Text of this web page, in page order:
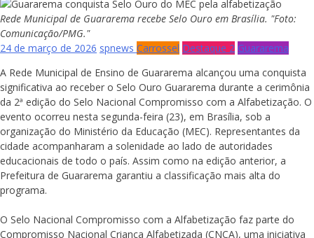
Rede Municipal de Guararema recebe Selo Ouro em Brasília. "Foto:
Comunicação/PMG."
24 de março de 2026 spnews Carrossel Destaque 2 Guararema
A Rede Municipal de Ensino de Guararema alcançou uma conquista
significativa ao receber o Selo Ouro Guararema durante a cerimônia
da 2ª edição do Selo Nacional Compromisso com a Alfabetização. O
evento ocorreu nesta segunda-feira (23), em Brasília, sob a
organização do Ministério da Educação (MEC). Representantes da
cidade acompanharam a solenidade ao lado de autoridades
educacionais de todo o país. Assim como na edição anterior, a
Prefeitura de Guararema garantiu a classificação mais alta do
programa.
O Selo Nacional Compromisso com a Alfabetização faz parte do
Compromisso Nacional Criança Alfabetizada (CNCA), uma iniciativa